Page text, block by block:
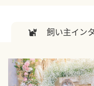
飼い主イン